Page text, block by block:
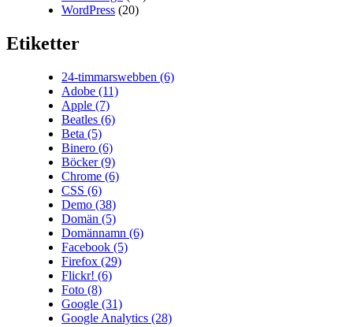
WordPress (20)
Etiketter
24-timmarswebben (6)
Adobe (11)
Apple (7)
Beatles (6)
Beta (5)
Binero (6)
Böcker(9)
Chrome (6)
CSS (6)
Demo (38)
Domän (5)
Domännamn (6)
Facebook (5)
Firefox (29)
Flickr! (6)
Foto (8)
Google (31)
Google Analytics (28)